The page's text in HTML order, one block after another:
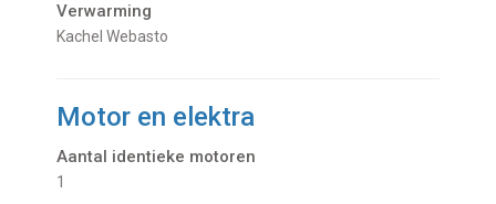
Verwarming
Kachel Webasto
Motor en elektra
Aantal identieke motoren
1